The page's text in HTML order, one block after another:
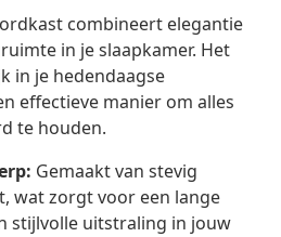
combineert elegantie
in je slaapkamer. Het
in je hedendaagse
effectieve manier om alles
te houden.
Gemaakt van stevig
wat zorgt voor een lange
stijlvolle uitstraling in jouw